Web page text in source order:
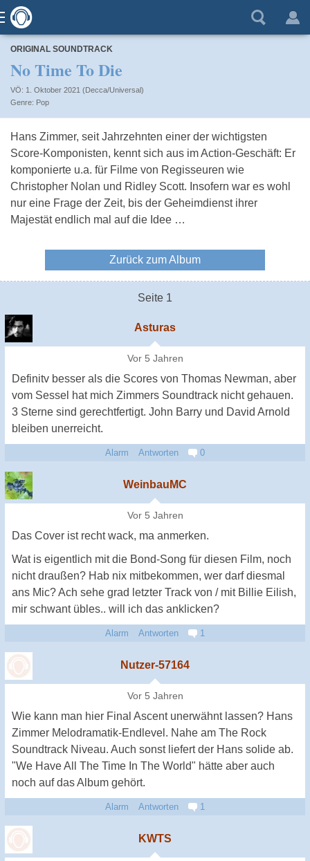
ORIGINAL SOUNDTRACK
No Time To Die
VÖ: 1. Oktober 2021 (Decca/Universal)
Pop
Hans Zimmer, seit Jahrzehnten einer der wichtigsten
Score-Komponisten, kennt sich aus im Action-Geschäft: Er
komponierte u.a. für Filme von Regisseuren wie
Christopher Nolan und Ridley Scott. Insofern war es wohl
nur eine Frage der Zeit, bis der Geheimdienst ihrer
Majestät endlich mal auf die Idee …
Zurück zum Album
Seite 1
Asturas
Vor 5 Jahren
Definitv besser als die Scores von Thomas Newman, aber
vom Sessel hat mich Zimmers Soundtrack nicht gehauen.
3 Sterne sind gerechtfertigt. John Barry und David Arnold
bleiben unerreicht.
Alarm Antworten 0
WeinbauMC
Vor 5 Jahren
Das Cover ist recht wack, ma anmerken.
Wat is eigentlich mit die Bond-Song für diesen Film, noch
nicht draußen? Hab nix mitbekommen, wer darf diesmal
ans Mic? Ach sehe grad letzter Track von / mit Billie Eilish,
mir schwant übles.. will ich das anklicken?
Alarm Antworten 1
Nutzer-57164
Vor 5 Jahren
Wie kann man hier Final Ascent unerwähnt lassen? Hans
Zimmer Melodramatik-Endlevel. Nahe am The Rock
Soundtrack Niveau. Auch sonst liefert der Hans solide ab.
"We Have All The Time In The World" hätte aber auch
noch auf das Album gehört.
Alarm Antworten 1
KWTS